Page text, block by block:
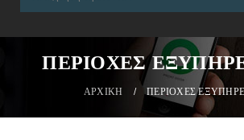
ΠΕΡΙΟΧΕΣ
ΑΡΧΙΚΗ / ΠΕΡΙΟΧΕΣ